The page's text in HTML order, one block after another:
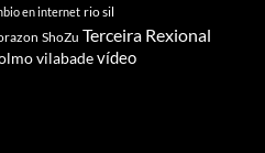
en internet rio sil
ShoZu Terceira Rexional
vilabadevídeo